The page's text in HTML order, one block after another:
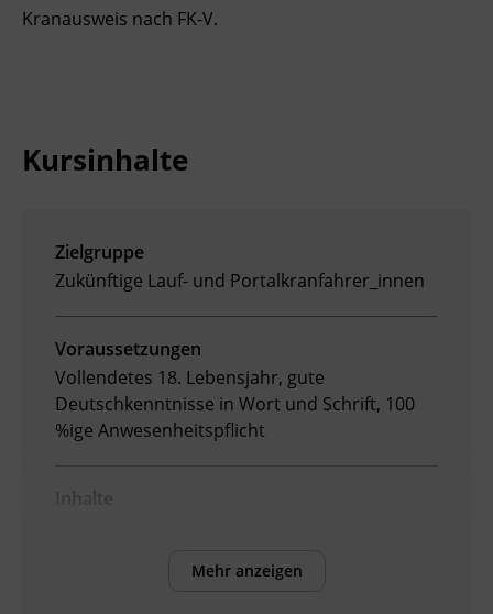
Digitales Lernen
Kranausweis nach FK-V.
Kursinhalte
Zielgruppe
Zukünftige Lauf- und Portalkranfahrer_innen
Voraussetzungen
Vollendetes 18. Lebensjahr, gute
Deutschkenntnisse in Wort und Schrift, 100
%ige Anwesenheitspflicht
Inhalte
Mehr anzeigen